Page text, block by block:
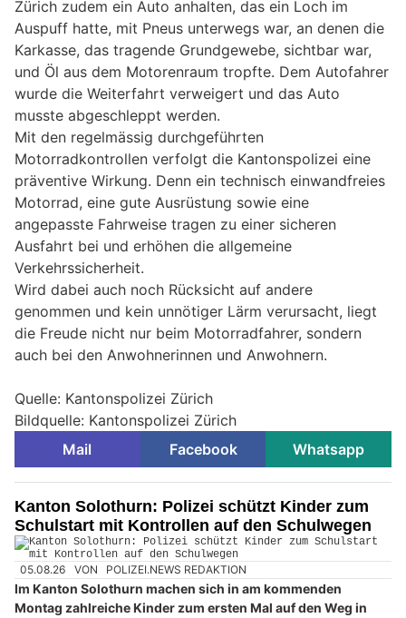
Zürich zudem ein Auto anhalten, das ein Loch im
Auspuff hatte, mit Pneus unterwegs war, an denen die
Karkasse, das tragende Grundgewebe, sichtbar war,
und Öl aus dem Motorenraum tropfte. Dem Autofahrer
wurde die Weiterfahrt verweigert und das Auto
musste abgeschleppt werden.
Mit den regelmässig durchgeführten
Motorradkontrollen verfolgt die Kantonspolizei eine
präventive Wirkung. Denn ein technisch einwandfreies
Motorrad, eine gute Ausrüstung sowie eine
angepasste Fahrweise tragen zu einer sicheren
Ausfahrt bei und erhöhen die allgemeine
Verkehrssicherheit.
Wird dabei auch noch Rücksicht auf andere
genommen und kein unnötiger Lärm verursacht, liegt
die Freude nicht nur beim Motorradfahrer, sondern
auch bei den Anwohnerinnen und Anwohnern.
Quelle: Kantonspolizei Zürich
Bildquelle: Kantonspolizei Zürich
Mail
Facebook Whatsapp
Kanton Solothurn: Polizei schützt Kinder zum
Schulstart mit Kontrollen auf den Schulwegen
05.08.26 VON POLIZEI.NEWS REDAKTION
Im Kanton Solothurn machen sich in am kommenden
Montag zahlreiche Kinder zum ersten Mal auf den Weg in